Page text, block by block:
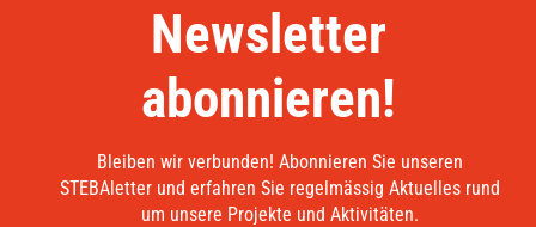
Newsletter
abonnieren!
Bleiben wir verbunden! Abonnieren Sie unseren
STEBAletter und erfahren Sie regelmässig Aktuelles rund
um unsere Projekte und Aktivitäten.